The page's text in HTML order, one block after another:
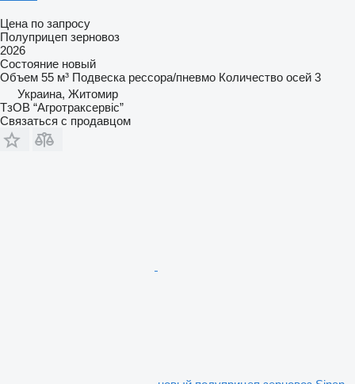
Цена по запросу
Полуприцеп зерновоз
2026
Состояние новый
Объем 55 м³ Подвеска рессора/пневмо Количество осей 3
Украина, Житомир
ТзОВ “Агротраксервіс”
Связаться с продавцом